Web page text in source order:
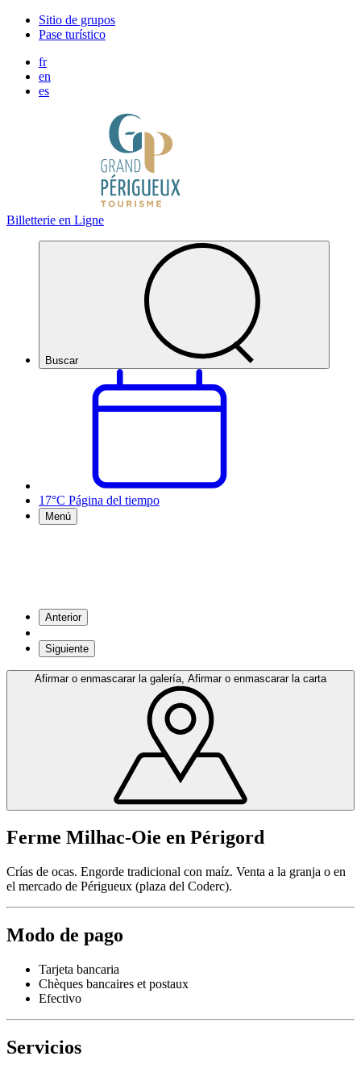
Sitio de grupos
Pase turístico
fr
en
es
Billetterie en Ligne
Buscar
17°C Página del tiempo
Menú
Anterior
Siguiente
Afirmar o enmascarar la galería, Afirmar o enmascarar la carta
Ferme Milhac-Oie en Périgord
Crías de ocas. Engorde tradicional con maíz. Venta a la granja o en
el mercado de Périgueux (plaza del Coderc).
Modo de pago
Tarjeta bancaria
Chèques bancaires et postaux
Efectivo
Servicios